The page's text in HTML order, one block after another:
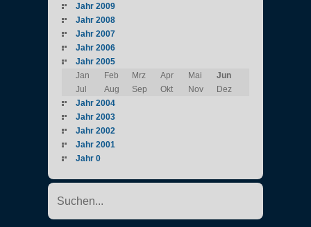
Jahr 2009
Jahr 2008
Jahr 2007
Jahr 2006
Jahr 2005
Jan
Feb Mrz Apr Mai
Jun
Jul
Aug Sep Okt Nov
Dez
Jahr 2004
Jahr 2003
Jahr 2002
Jahr 2001
Jahr 0